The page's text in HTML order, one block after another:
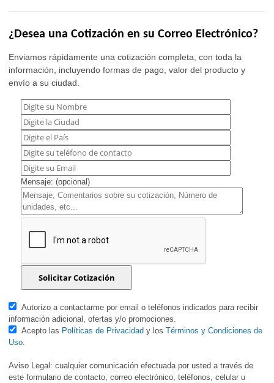
¿Desea una Cotización en su Correo Electrónico?
Enviamos rápidamente una cotización completa, con toda la
información, incluyendo formas de pago, valor del producto y
envío a su ciudad.
Mensaje: (opcional)
Autorizo a contactarme por email o teléfonos indicados para recibir
información adicional, ofertas y/o promociones.
Acepto las Políticas de Privacidad y losTérminos y Condiciones de
Uso.
Aviso Legal: cualquier comunicación efectuada por usted a través de
este formulario de contacto, correo electrónico, teléfonos, celular u